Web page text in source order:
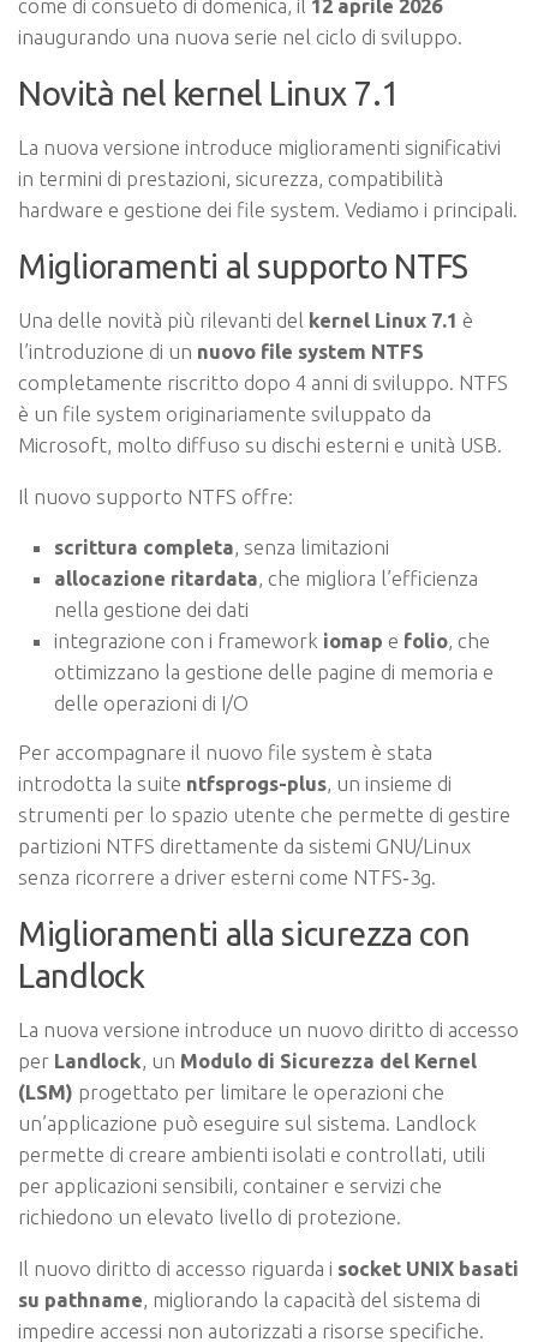
come di consueto di domenica, il 12 aprile 2026
inaugurando una nuova serie nel ciclo di sviluppo.
Novità nel kernel Linux 7.1
La nuova versione introduce miglioramenti significativi
in termini di prestazioni, sicurezza, compatibilità
hardware e gestione dei file system. Vediamo i principali.
Miglioramenti al supporto NTFS
Una delle novità più rilevanti del kernel Linux 7.1 è
l’introduzione di un nuovo file system NTFS
completamente riscritto dopo 4 anni di sviluppo. NTFS
è un file system originariamente sviluppato da
Microsoft, molto diffuso su dischi esterni e unità USB.
Il nuovo supporto NTFS offre:
scrittura completa, senza limitazioni
allocazione ritardata, che migliora l’efficienza
nella gestione dei dati
integrazione con i framework iomap e folio, che
ottimizzano la gestione delle pagine di memoria e
delle operazioni di I/O
Per accompagnare il nuovo file system è stata
introdotta la suite ntfsprogs-plus, un insieme di
strumenti per lo spazio utente che permette di gestire
partizioni NTFS direttamente da sistemi GNU/Linux
senza ricorrere a driver esterni come NTFS‑3g.
Miglioramenti alla sicurezza con
Landlock
La nuova versione introduce un nuovo diritto di accesso
per Landlock, un Modulo di Sicurezza del Kernel
(LSM) progettato per limitare le operazioni che
un’applicazione può eseguire sul sistema. Landlock
permette di creare ambienti isolati e controllati, utili
per applicazioni sensibili, container e servizi che
richiedono un elevato livello di protezione.
Il nuovo diritto di accesso riguarda i socket UNIX basati
su pathname, migliorando la capacità del sistema di
impedire accessi non autorizzati a risorse specifiche.